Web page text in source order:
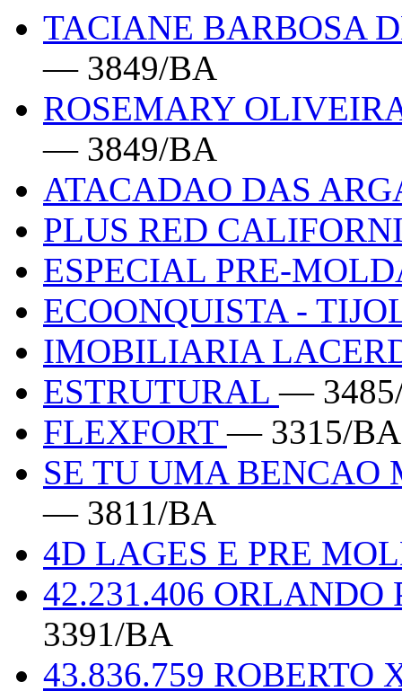
TACIANE BARBOSA
— 3849/BA
ROSEMARY
— 3849/BA
ATACADAO DAS
PLUS RED
ESPECIAL PRE-
ECOONQUISTA -
IMOBILIARIA
ESTRUTURAL—
FLEXFORT— 3315/BA
SE TU UMA BENCAO
— 3811/BA
4D LAGES E PRE
42.231.406 ORLANDO
3391/BA
43.836.759 ROBERTO